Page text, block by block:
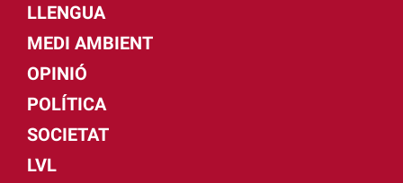
LLENGUA
MEDI AMBIENT
OPINIÓ
POLÍTICA
SOCIETAT
LVL